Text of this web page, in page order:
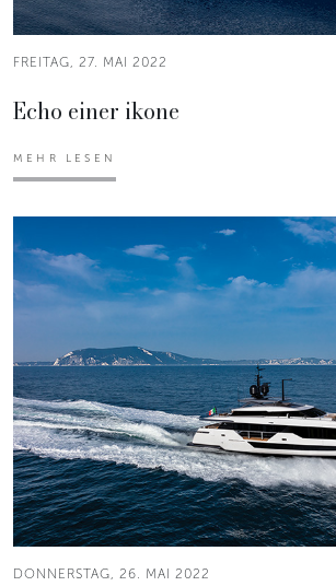
FREITAG, 27. MAI 2022
Echo einer ikone
MEHR LESEN
DONNERSTAG, 26. MAI 2022